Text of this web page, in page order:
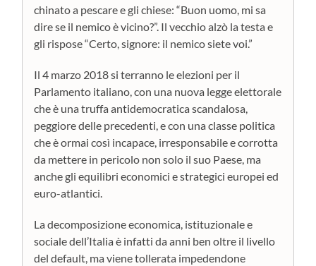
chinato a pescare e gli chiese: “Buon uomo, mi sa
dire se il nemico è vicino?”. Il vecchio alzò la testa e
gli rispose “Certo, signore: il nemico siete voi.”
Il 4 marzo 2018 si terranno le elezioni per il
Parlamento italiano, con una nuova legge elettorale
che è una truffa antidemocratica scandalosa,
peggiore delle precedenti, e con una classe politica
che è ormai così incapace, irresponsabile e corrotta
da mettere in pericolo non solo il suo Paese, ma
anche gli equilibri economici e strategici europei ed
euro-atlantici.
La decomposizione economica, istituzionale e
sociale dell’Italia è infatti da anni ben oltre il livello
del default, ma viene tollerata impedendone